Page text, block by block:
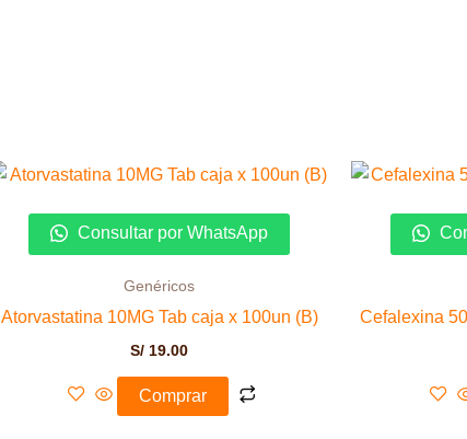
Consultar por WhatsApp
Genéricos
Atorvastatina 10MG Tab caja x 100un (B)
S/ 19.00
Comprar
Cefalexina